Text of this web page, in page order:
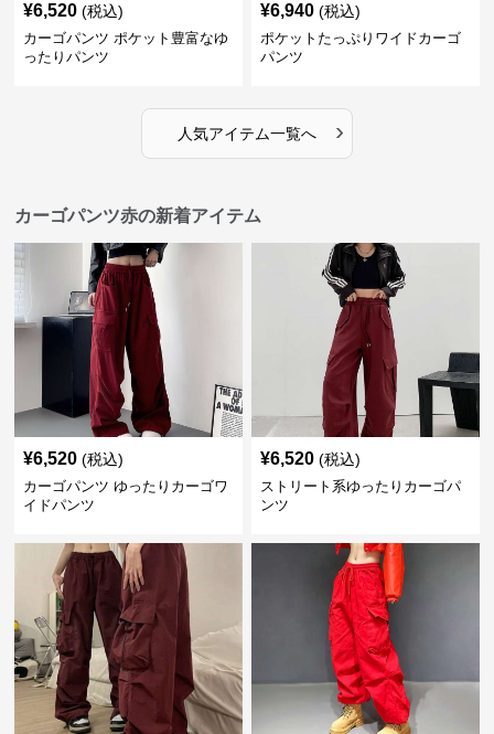
¥6,520 (税込)
カーゴパンツ ポケット豊富なゆ
ったりパンツ
¥6,940 (税込)
ポケットたっぷりワイドカーゴ
パンツ
人気アイテム一覧へ ›
カーゴパンツ赤の新着アイテム
¥6,520 (税込)
カーゴパンツ ゆったりカーゴワ
イドパンツ
¥6,520 (税込)
ストリート系ゆったりカーゴパ
ンツ